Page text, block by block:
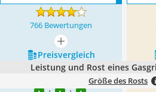
766 Bewertungen
mehr anzeigen
Preis­vergleich
Leistung und Rost eines
Größe des Rosts